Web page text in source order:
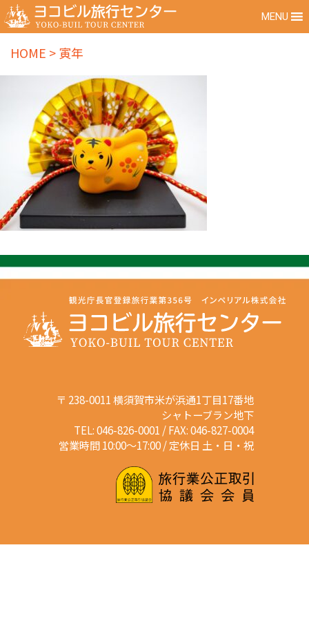
MENU
HOME >寅年
〒 238-0011 横須賀市米が浜通1丁目17番地
シャトーブラン地下
TEL: 046-826-0001 / FAX: 046-827-0004
営業時間 10:00～17:00 / 定休日 土・日・祝